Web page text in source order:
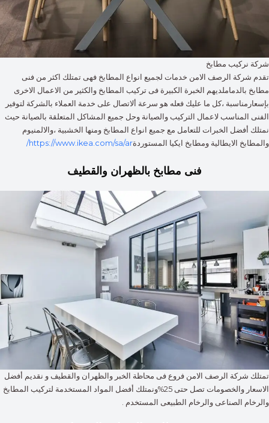
شركة نركيب مطابخ
تقدم شركة الرصف الامن خدمات لجميع انواع المطابخ فهى تمتلك اكثر من فنى
مطابخ بالدماملديهم الخبرة الكبيرة فى تركيب المطابخ والكثير من الاعمال الاخرى
بإسعارمناسبة ،كل ما عليك فعله هو سرعة ألاتصال على خدمة العملاء بالشركة لتوفير
الفنى المناسب لاعمال التركيب والصيانة وحل جميع المشاكل المتعلقة بالصيانة حيث
نمتلك أفضل الخبرات للتعامل مع جميع انواع المطابخ ومنها الخشبية ،والالمنيوم
والمطابخ الايطالية ومطابخ ايكيا المستوردةhttps://www.ikea.com/sa/ar/
فنى مطابخ بالظهران والقطيف
تمتلك شركة الرصف الامن فروع فى محاظة الخبر والظهران والقطيف و نقديم أفضل
الاسعار والخصومات تصل حتى 25%ونمتلك أفضل المواد المستخدمة لتركيب المطابخ
والرخام الصناعى والرخام الطبيعى المستخدم .